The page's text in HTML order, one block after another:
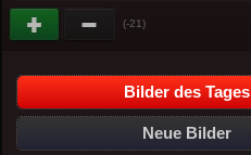
(-21)
Bilder des Tages
Neue Bilder